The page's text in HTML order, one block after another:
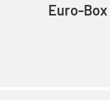
Euro-Box